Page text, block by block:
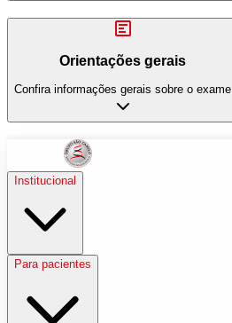
Orientações gerais
Confira informações gerais sobre o exame
Institucional
Para pacientes